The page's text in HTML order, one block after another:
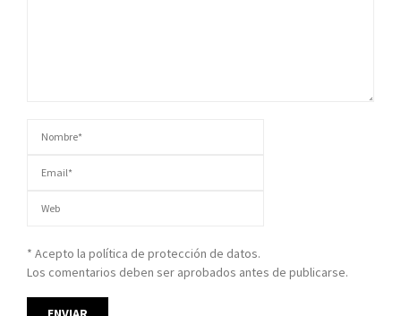
* Acepto la política de protección de datos.
Los comentarios deben ser aprobados antes de publicarse.